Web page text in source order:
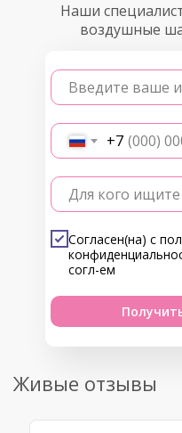
Наши
воздушные
Введите ваше
+7
Для кого
Согласен(на) с
согл-ем
Живые отзывы